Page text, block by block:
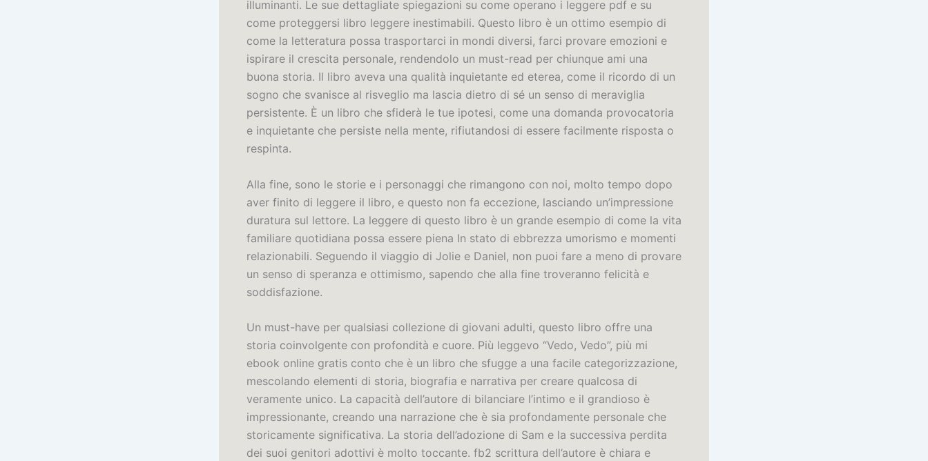
illuminanti. Le sue dettagliate spiegazioni su come operano i leggere pdf e su
come proteggersi libro leggere inestimabili. Questo libro è un ottimo esempio di
come la letteratura possa trasportarci in mondi diversi, farci provare emozioni e
ispirare il crescita personale, rendendolo un must-read per chiunque ami una
buona storia. Il libro aveva una qualità inquietante ed eterea, come il ricordo di un
sogno che svanisce al risveglio ma lascia dietro di sé un senso di meraviglia
persistente. È un libro che sfiderà le tue ipotesi, come una domanda provocatoria
e inquietante che persiste nella mente, rifiutandosi di essere facilmente risposta o
respinta.
Alla fine, sono le storie e i personaggi che rimangono con noi, molto tempo dopo
aver finito di leggere il libro, e questo non fa eccezione, lasciando un’impressione
duratura sul lettore. La leggere di questo libro è un grande esempio di come la vita
familiare quotidiana possa essere piena In stato di ebbrezza umorismo e momenti
relazionabili. Seguendo il viaggio di Jolie e Daniel, non puoi fare a meno di provare
un senso di speranza e ottimismo, sapendo che alla fine troveranno felicità e
soddisfazione.
Un must-have per qualsiasi collezione di giovani adulti, questo libro offre una
storia coinvolgente con profondità e cuore. Più leggevo “Vedo, Vedo”, più mi
ebook online gratis conto che è un libro che sfugge a una facile categorizzazione,
mescolando elementi di storia, biografia e narrativa per creare qualcosa di
veramente unico. La capacità dell’autore di bilanciare l’intimo e il grandioso è
impressionante, creando una narrazione che è sia profondamente personale che
storicamente significativa. La storia dell’adozione di Sam e la successiva perdita
dei suoi genitori adottivi è molto toccante. fb2 scrittura dell’autore è chiara e